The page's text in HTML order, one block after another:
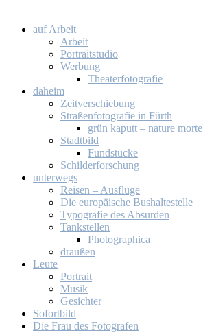
auf Ar­beit
Ar­beit
Por­trait­stu­dio
Wer­bung
Thea­ter­fo­to­gra­fie
da­heim
Zeit­ver­schie­bung
Stra­ßen­fo­to­gra­fie in Fürth
grün ka­putt – na­tu­re mor­te
Stadt­bild
Fund­stü­cke
Schil­der­for­schung
un­ter­wegs
Rei­sen – Aus­flü­ge
Die eu­ro­päi­sche Bus­hal­te­stel­le
Ty­po­gra­fie des Ab­sur­den
Tank­stel­len
Pho­to­gra­phi­ca
drau­ßen
Leu­te
Por­trait
Mu­sik
Ge­sich­ter
So­fort­bild
Die Frau des Fo­to­gra­fen